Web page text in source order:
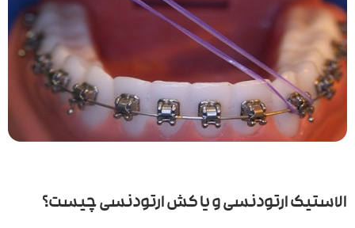
الاستیک ارتودنسی و یا کش ارتودنسی چیست؟